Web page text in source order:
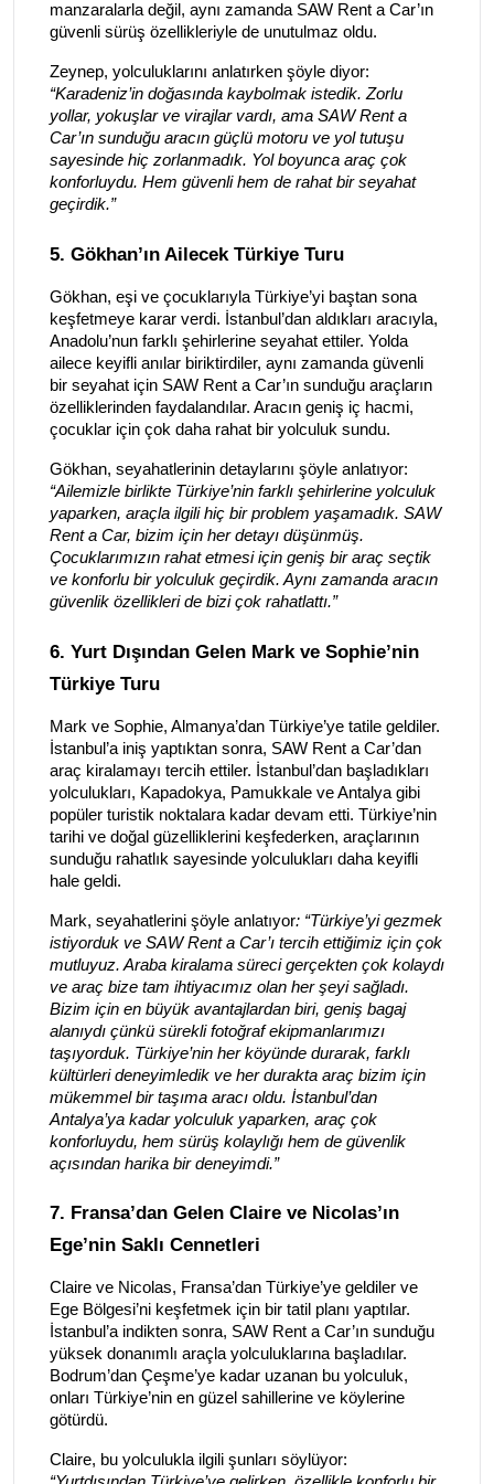
manzaralarla değil, aynı zamanda SAW Rent a Car’ın
güvenli sürüş özellikleriyle de unutulmaz oldu.
Zeynep, yolculuklarını anlatırken şöyle diyor:
“Karadeniz’in doğasında kaybolmak istedik. Zorlu
yollar, yokuşlar ve virajlar vardı, ama SAW Rent a
Car’ın sunduğu aracın güçlü motoru ve yol tutuşu
sayesinde hiç zorlanmadık. Yol boyunca araç çok
konforluydu. Hem güvenli hem de rahat bir seyahat
geçirdik.”
5. Gökhan’ın Ailecek Türkiye Turu
Gökhan, eşi ve çocuklarıyla Türkiye’yi baştan sona
keşfetmeye karar verdi. İstanbul’dan aldıkları aracıyla,
Anadolu’nun farklı şehirlerine seyahat ettiler. Yolda
ailece keyifli anılar biriktirdiler, aynı zamanda güvenli
bir seyahat için SAW Rent a Car’ın sunduğu araçların
özelliklerinden faydalandılar. Aracın geniş iç hacmi,
çocuklar için çok daha rahat bir yolculuk sundu.
Gökhan, seyahatlerinin detaylarını şöyle anlatıyor:
“Ailemizle birlikte Türkiye’nin farklı şehirlerine yolculuk
yaparken, araçla ilgili hiç bir problem yaşamadık. SAW
Rent a Car, bizim için her detayı düşünmüş.
Çocuklarımızın rahat etmesi için geniş bir araç seçtik
ve konforlu bir yolculuk geçirdik. Aynı zamanda aracın
güvenlik özellikleri de bizi çok rahatlattı.”
6. Yurt Dışından Gelen Mark ve Sophie’nin
Türkiye Turu
Mark ve Sophie, Almanya’dan Türkiye’ye tatile geldiler.
İstanbul’a iniş yaptıktan sonra, SAW Rent a Car’dan
araç kiralamayı tercih ettiler. İstanbul’dan başladıkları
yolculukları, Kapadokya, Pamukkale ve Antalya gibi
popüler turistik noktalara kadar devam etti. Türkiye’nin
tarihi ve doğal güzelliklerini keşfederken, araçlarının
sunduğu rahatlık sayesinde yolculukları daha keyifli
hale geldi.
Mark, seyahatlerini şöyle anlatıyor: “Türkiye’yi gezmek
istiyorduk ve SAW Rent a Car’ı tercih ettiğimiz için çok
mutluyuz. Araba kiralama süreci gerçekten çok kolaydı
ve araç bize tam ihtiyacımız olan her şeyi sağladı.
Bizim için en büyük avantajlardan biri, geniş bagaj
alanıydı çünkü sürekli fotoğraf ekipmanlarımızı
taşıyorduk. Türkiye’nin her köyünde durarak, farklı
kültürleri deneyimledik ve her durakta araç bizim için
mükemmel bir taşıma aracı oldu. İstanbul’dan
Antalya’ya kadar yolculuk yaparken, araç çok
konforluydu, hem sürüş kolaylığı hem de güvenlik
açısından harika bir deneyimdi.”
7. Fransa’dan Gelen Claire ve Nicolas’ın
Ege’nin Saklı Cennetleri
Claire ve Nicolas, Fransa’dan Türkiye’ye geldiler ve
Ege Bölgesi’ni keşfetmek için bir tatil planı yaptılar.
İstanbul’a indikten sonra, SAW Rent a Car’ın sunduğu
yüksek donanımlı araçla yolculuklarına başladılar.
Bodrum’dan Çeşme’ye kadar uzanan bu yolculuk,
onları Türkiye’nin en güzel sahillerine ve köylerine
götürdü.
Claire, bu yolculukla ilgili şunları söylüyor: